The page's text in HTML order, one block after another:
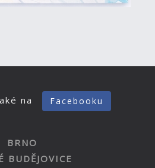
na Facebooku
BRNO
BUDĚJOVICE